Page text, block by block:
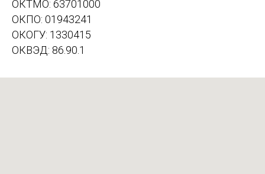
ОКТМО: 63701000
ОКПО: 01943241
ОКОГУ: 1330415
ОКВЭД: 86.90.1